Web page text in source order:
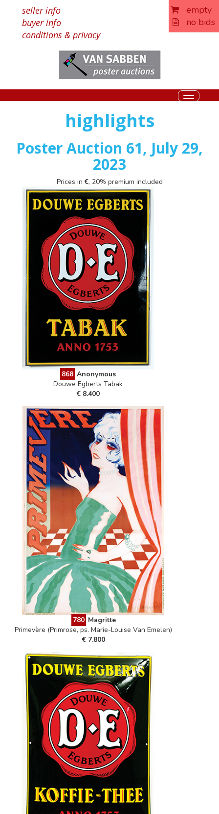
empty
no bids
seller info
buyer info
conditions & privacy
Toggle
highlights
Poster Auction 61, July 29,
2023
Prices in€, 20% premium included
868 Anonymous
Douwe Egberts Tabak
€ 8.400
780 Magritte
Primevère (Primrose, ps. Marie-Louise Van Emelen)
€ 7.800